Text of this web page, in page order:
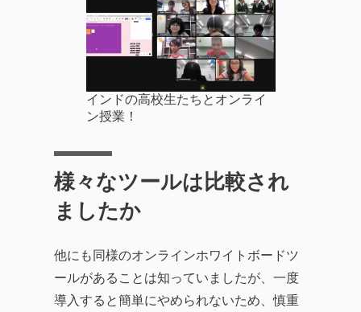
インドの高校生たちとオンライ
ン授業！
様々なツールは比較され
ましたか
他にも同様のオンラインホワイトボードツ
ールがあることは知っていましたが、一度
導入すると簡単にやめられないため、慎重